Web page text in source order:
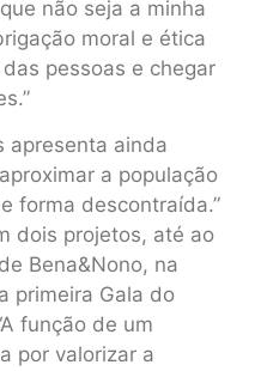
não seja a minha
moral e ética
pessoas e chegar
apresenta ainda
a população
forma descontraída.”
dois projetos, até ao
Bena&Nono, na
primeira Gala do
função de um
por valorizar a